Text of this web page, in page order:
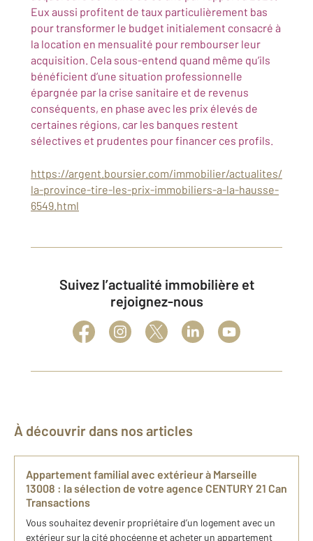
Eux aussi profitent de taux particulièrement bas
pour transformer le budget initialement consacré à
la location en mensualité pour rembourser leur
acquisition. Cela sous-entend quand même qu’ils
bénéficient d’une situation professionnelle
épargnée par la crise sanitaire et de revenus
conséquents, en phase avec les prix élevés de
certaines régions, car les banques restent
sélectives et prudentes pour financer ces profils.
https://argent.boursier.com/immobilier/actualites/
la-province-tire-les-prix-immobiliers-a-la-hausse-
6549.html
Suivez l’actualité immobilière et
rejoignez-nous
À découvrir dans nos articles
Appartement familial ​avec extérieur à Marseille​
13008​ : la sélection de​ votre agence CENTURY 21 Can
Transactions
Vous souhaitez devenir propriétaire d’un logement avec un
extérieur sur la cité phocéenne et acheter un appartement